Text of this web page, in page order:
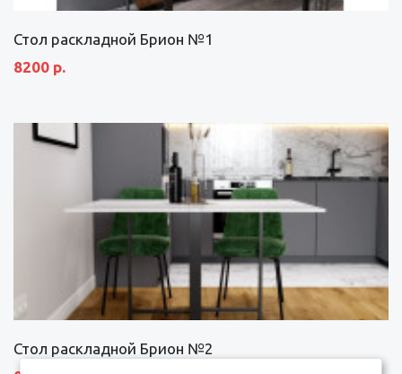
Стол раскладной Брион №1
8200 р.
Стол раскладной Брион №2